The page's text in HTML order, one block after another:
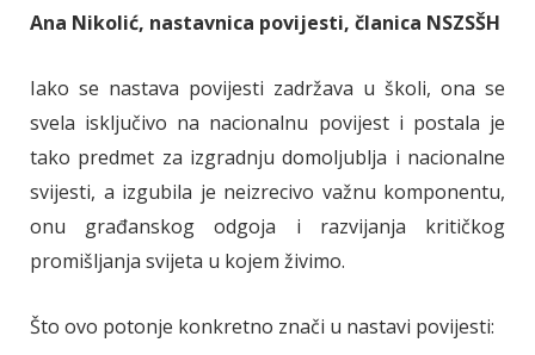
Ana Nikolić, nastavnica povijesti, članica NSZSŠH
Iako se nastava povijesti zadržava u školi, ona se
svela isključivo na nacionalnu povijest i postala je
tako predmet za izgradnju domoljublja i nacionalne
svijesti, a izgubila je neizrecivo važnu komponentu,
onu građanskog odgoja i razvijanja kritičkog
promišljanja svijeta u kojem živimo.
Što ovo potonje konkretno znači u nastavi povijesti: